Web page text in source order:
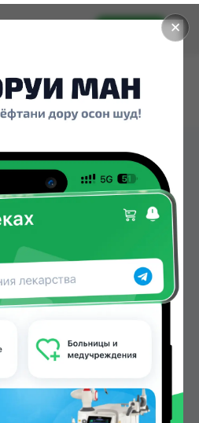
✕
Установить
ДЛЯ
можно купить или
№3 по цене от 26.00
городах Таджикистана